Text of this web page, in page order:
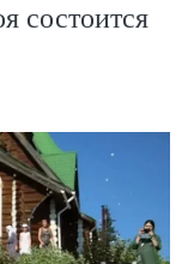
состоится